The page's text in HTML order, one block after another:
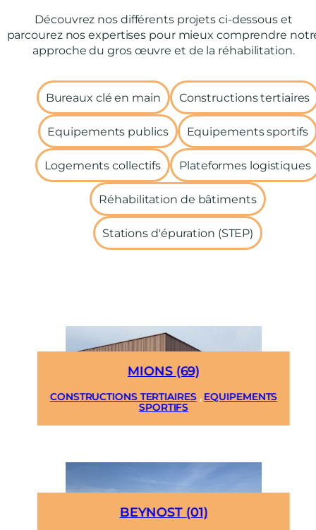
Découvrez nos différents projets ci-dessous et
parcourez nos expertises pour mieux comprendre
approche du gros œuvre et de la réhabilitation.
Bureaux clé en main Constructions tertiaires
Equipements publics Equipements sportifs
Logements collectifs Plateformes logistiques
Réhabilitation de bâtiments
Stations d'épuration (STEP)
MIONS (69)
CONSTRUCTIONS TERTIAIRES,EQUIPEMENTS
SPORTIFS
BEYNOST (01)